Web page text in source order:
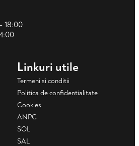
18:00
Linkuri utile
Termeni si conditii
Politica de confidentialitate
Cookies
ANPC
SOL
SAL